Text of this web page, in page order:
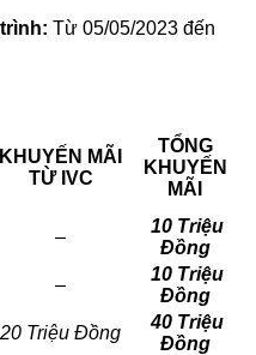
Từ 05/05/2023 đến
KHUYẾN MÃI
TỪ IVC
TỔNG
KHUYẾN
MÃI
–
10 Triệu
Đồng
–
10 Triệu
Đồng
20 Triệu Đồng
40 Triệu
Đồng